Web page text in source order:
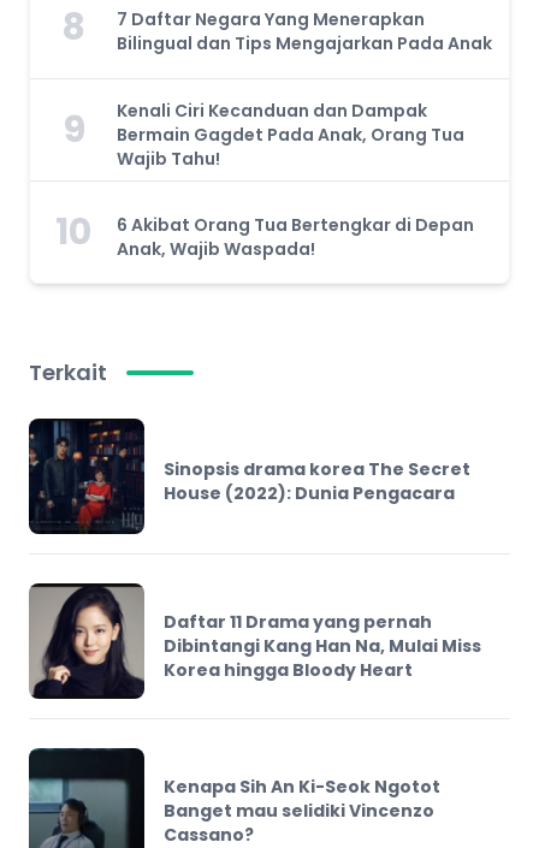
8
7 Daftar Negara Yang Menerapkan
Bilingual dan Tips Mengajarkan Pada Anak
9
Kenali Ciri Kecanduan dan Dampak
Bermain Gagdet Pada Anak, Orang Tua
Wajib Tahu!
10
6 Akibat Orang Tua Bertengkar di Depan
Anak, Wajib Waspada!
Terkait
Sinopsis drama korea The Secret
House (2022): Dunia Pengacara
Daftar 11 Drama yang pernah
Dibintangi Kang Han Na, Mulai Miss
Korea hingga Bloody Heart
Kenapa Sih An Ki-Seok Ngotot
Banget mau selidiki Vincenzo
Cassano?